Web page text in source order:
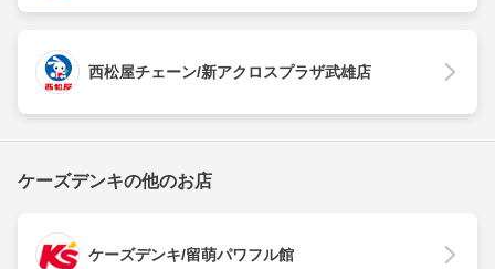
西松屋チェーン/新アクロスプラザ武雄店
ケーズデンキの他のお店
ケーズデンキ/留萌パワフル館